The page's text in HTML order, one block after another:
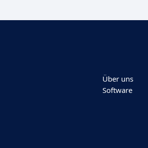
Über uns
Software